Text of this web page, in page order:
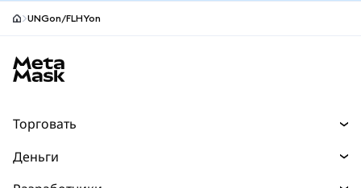
UNGon/FLHYon
Торговать
Деньги